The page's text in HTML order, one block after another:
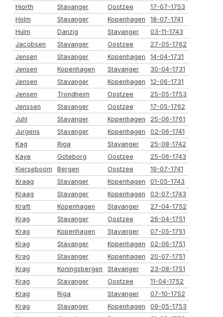
Hiorth
Stavanger Oostzee
17-07-1753
Holm
Stavanger Kopenhagen
18-07-1741
Hulm
Danzig Stavanger
03-11-1743
Jacobsen
Stavanger Oostzee
27-05-1762
Jensen
Stavanger Kopenhagen
14-04-1731
Jensen
Kopenhagen Stavanger
30-04-1731
Jensen
Stavanger Kopenhagen
12-06-1731
Jensen
Trondheim Oostzee
25-05-1753
Jenssen
Stavanger Oostzee
17-05-1762
Juhl
Stavanger Kopenhagen
25-06-1761
Jurgens
Stavanger Kopenhagen
02-06-1741
Kag
Riga Stavanger
25-08-1742
Kaye
Goteborg Oostzee
25-06-1743
Kierseboom
Bergen Oostzee
19-07-1741
Kraag
Stavanger Kopenhagen
01-05-1743
Kraag
Stavanger Kopenhagen
03-07-1743
Kraft
Kopenhagen Stavanger
27-04-1752
Krag
Stavanger Oostzee
26-04-1751
Krag
Kopenhagen Stavanger
07-05-1751
Krag
Stavanger Kopenhagen
02-06-1751
Krag
Stavanger Kopenhagen
20-07-1751
Krag
Koningsbergen Stavanger
23-08-1751
Krag
Stavanger Oostzee
11-04-1752
Krag
Riga Stavanger
07-10-1752
Krag
Stavanger Kopenhagen
09-05-1753